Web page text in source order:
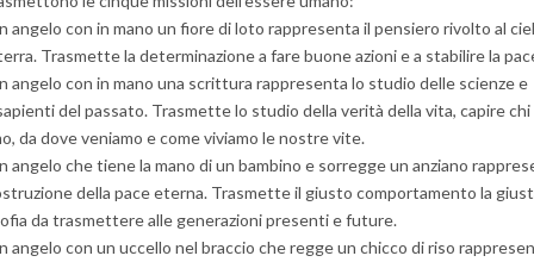
angelo con in mano un fiore di loto rappresenta il pensiero rivolto al
Trasmette la determinazione a fare buone azioni e a stabilire la
angelo con in mano una scrittura rappresenta lo studio delle scienze e
del passato. Trasmette lo studio della verità della vita, capire chi
da dove veniamo e come viviamo le nostre vite.
angelo che tiene la mano di un bambino e sorregge un anziano
della pace eterna. Trasmette il giusto comportamento la
da trasmettere alle generazioni presenti e future.
angelo con un uccello nel braccio che regge un chicco di riso